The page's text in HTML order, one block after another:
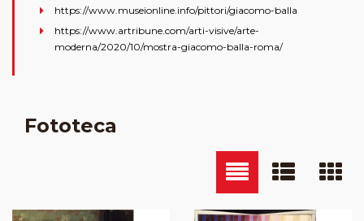
https://www.museionline.info/pittori/giacomo-balla
https://www.artribune.com/arti-visive/arte-
moderna/2020/10/mostra-giacomo-balla-roma/
Fototeca